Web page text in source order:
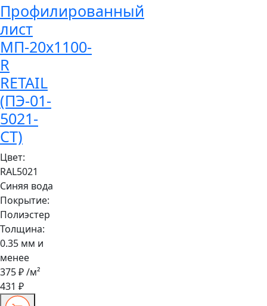
Профилированный
лист
МП-20x1100-
R
RETAIL
(ПЭ-01-
5021-
СТ)
Цвет:
RAL5021
Синяя вода
Покрытие:
Полиэстер
Толщина:
0.35 мм и
менее
375 ₽/м²
431 ₽